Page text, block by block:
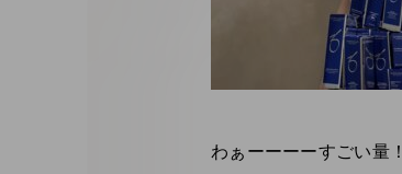
わぁーーーーすごい量